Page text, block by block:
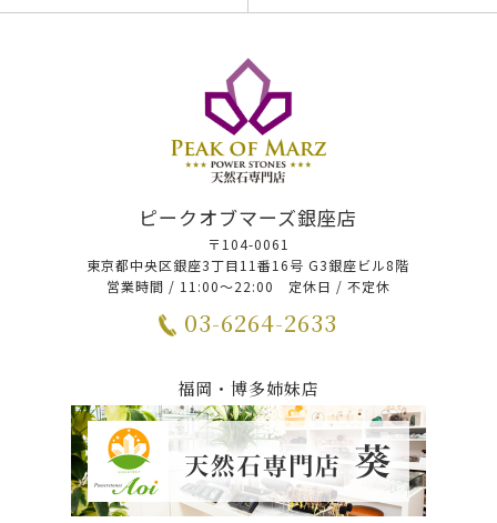
ピークオブマーズ銀座店
〒104-0061
東京都中央区銀座3丁目11番16号 G3銀座ビル8階
営業時間 / 11:00～22:00 定休日 / 不定休
03-6264-2633
福岡・博多姉妹店